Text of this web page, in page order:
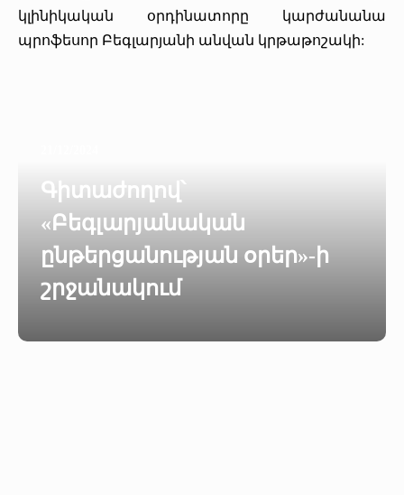
կլինիկական օրդինատորը կարժանանա
պրոֆեսոր Բեգլարյանի անվան կրթաթոշակի:
Գիտաժողով՝
«Բեգլարյանական
ընթերցանության օրեր»-ի
շրջանակում